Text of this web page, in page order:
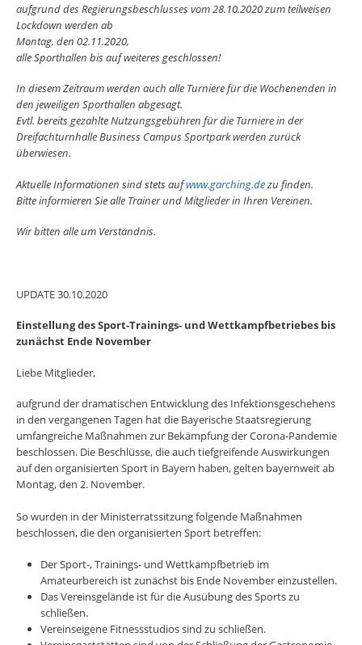
aufgrund des Regierungsbeschlusses vom 28.10.2020 zum teilweisen
Lockdown werden ab
Montag, den 02.11.2020,
alle Sporthallen bis auf weiteres geschlossen!
In diesem Zeitraum werden auch alle Turniere für die Wochenenden in
den jeweiligen Sporthallen abgesagt.
Evtl. bereits gezahlte Nutzungsgebühren für die Turniere in der
Dreifachturnhalle Business Campus Sportpark werden zurück
überwiesen.
Aktuelle Informationen sind stets aufwww.garching.dezu finden.
Bitte informieren Sie alle Trainer und Mitglieder in Ihren Vereinen.
Wir bitten alle um Verständnis.
UPDATE 30.10.2020
Einstellung des Sport-Trainings- und Wettkampfbetriebes bis
zunächst Ende November
Liebe Mitglieder,
aufgrund der dramatischen Entwicklung des Infektionsgeschehens
in den vergangenen Tagen hat die Bayerische Staatsregierung
umfangreiche Maßnahmen zur Bekämpfung der Corona-Pandemie
beschlossen. Die Beschlüsse, die auch tiefgreifende Auswirkungen
auf den organisierten Sport in Bayern haben, gelten bayernweit ab
Montag, den 2. November.
So wurden in der Ministerratssitzung folgende Maßnahmen
beschlossen, die den organisierten Sport betreffen:
Der Sport-, Trainings- und Wettkampfbetrieb im
Amateurbereich ist zunächst bis Ende November einzustellen.
Das Vereinsgelände ist für die Ausübung des Sports zu
schließen.
Vereinseigene Fitnessstudios sind zu schließen.